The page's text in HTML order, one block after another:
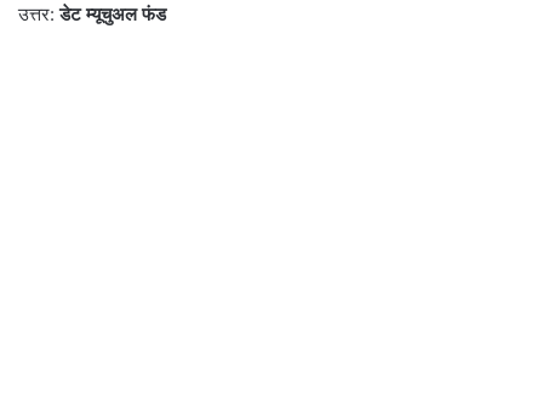
उत्तर:डेट म्यूचुअल फंड